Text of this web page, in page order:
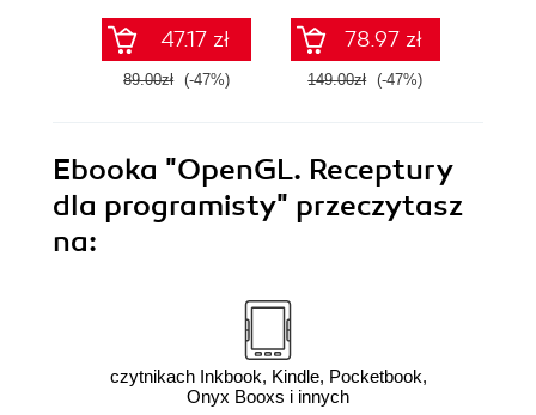
sztucznej
inteligencji
47.17 zł
89.00zł (-47%)
usprawnisz każde
zadanie
78.97 zł
149.00zł (-47%)
Ebooka "OpenGL. Receptury
dla programisty" przeczytasz
na:
czytnikach Inkbook, Kindle, Pocketbook,
Onyx Booxs i innych